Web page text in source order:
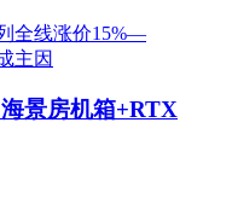
景房机箱+RTX